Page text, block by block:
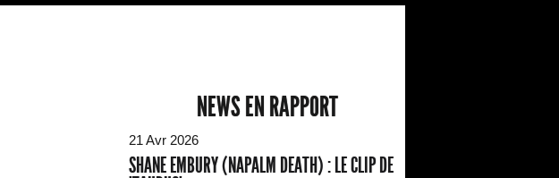
NEWS EN RAPPORT
21 Avr 2026
SHANE EMBURY (NAPALM DEATH) : LE CLIP DE